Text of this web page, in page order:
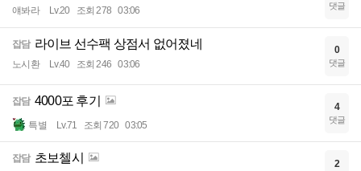
얘봐라 Lv.20 조회 278 03:06 댓글
잡담 라이브 선수팩 상점서 없어졌네
노시환 Lv.40 조회 246 03:06
0
댓글
잡담 4000포 후기
특별 Lv.71 조회 720 03:05
4
댓글
잡담 초보첼시 2